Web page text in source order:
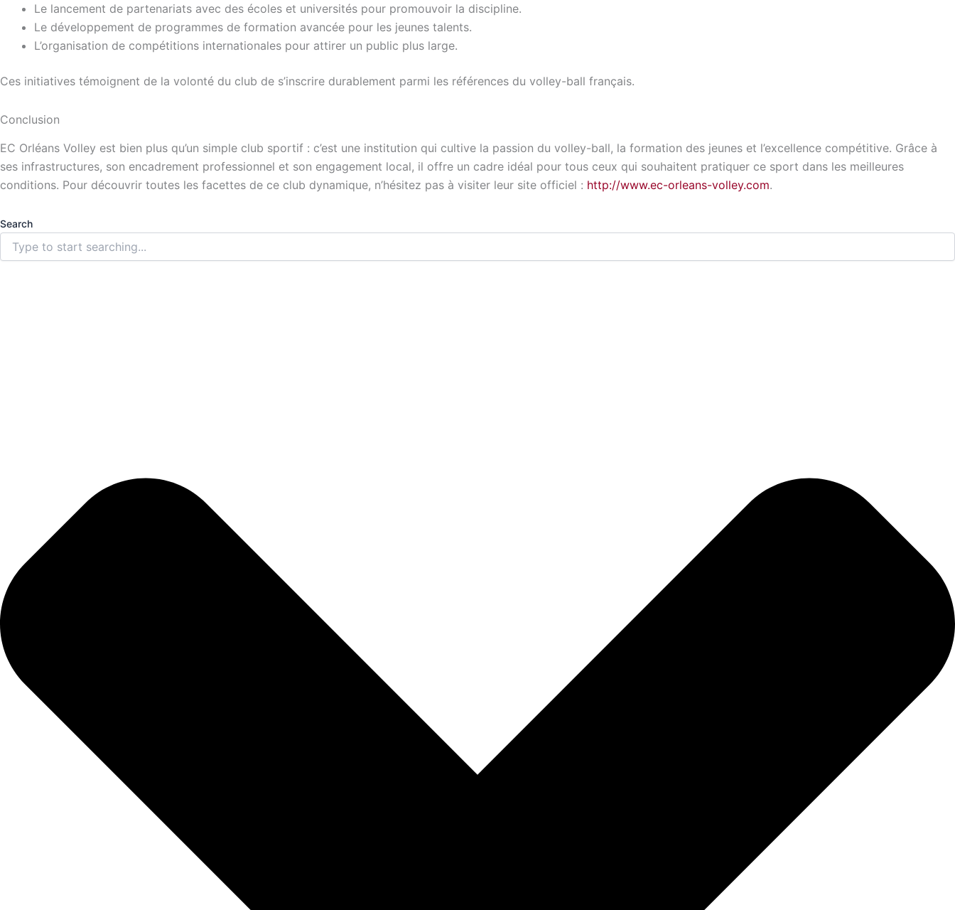
Le lancement de partenariats avec des écoles et universités pour promouvoir la discipline.
Le développement de programmes de formation avancée pour les jeunes talents.
L’organisation de compétitions internationales pour attirer un public plus large.
Ces initiatives témoignent de la volonté du club de s’inscrire durablement parmi les références du volley-ball français.
Conclusion
EC Orléans Volley est bien plus qu’un simple club sportif : c’est une institution qui cultive la passion du volley-ball, la formation des jeunes et l’excellence compétitive. Grâce à
ses infrastructures, son encadrement professionnel et son engagement local, il offre un cadre idéal pour tous ceux qui souhaitent pratiquer ce sport dans les meilleures
conditions. Pour découvrir toutes les facettes de ce club dynamique, n’hésitez pas à visiter leur site officiel : http://www.ec-orleans-volley.com.
Search